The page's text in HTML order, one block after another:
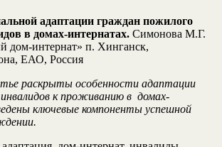
адаптации граждан пожилого
в домах-интернатах. Симонова М.Г.
дом-интернат» п. Хинганск,
ЕАО, Россия
раскрыты особенности адаптации
к проживанию в домах-
ключевые компоненты успешной